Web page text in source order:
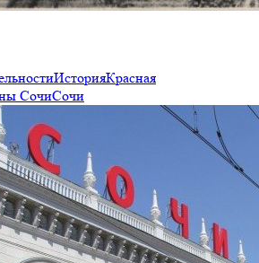
ИсторияКрасная
СочиСочи